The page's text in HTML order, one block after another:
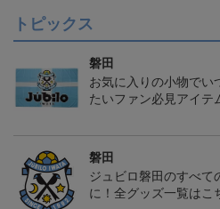
トピックス
磐田
お気に入りの小物でい
たいファン必見アイテ
磐田
ジュビロ磐田のすべて
に！全グッズ一覧はこ